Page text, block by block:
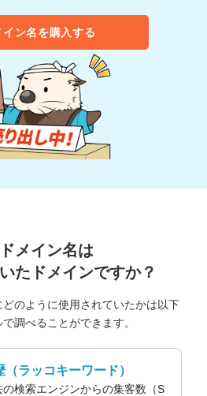
イン名を購入する
メイン名は
たドメインですか？
のように使用されていたかは以下
調べることができます。
（ラッコキーワード）
検索エンジンからの集客数（S